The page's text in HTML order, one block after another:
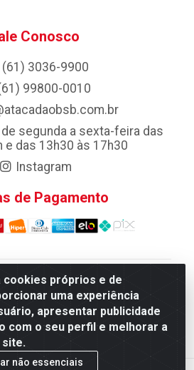
próprios e de
uma experiência
apresentar publicidade
com o seu perfil e melhorar a
site.
não essenciais
Conosco
(61) 3036-9900
99800-0010
segunda a sexta-feira das
e das 13h30 às 17h30
Instagram
de Pagamento
F. Pereira Queiroz Comercio e
Qi 10 Lotes 39 e, 41 - Setor
Brasília/DF - CEP 72.135-100 -
13.184.675/0001-80